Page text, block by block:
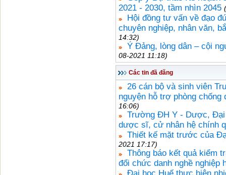
2021 - 2030, tầm nhìn 2045
Hội đồng tư vấn về đạo
chuyên nghiệp, nhân văn,
14:32)
Ý Đảng, lòng dân – cội
08-2021 11:18)
Các tin đã đăng
26 cán bộ và sinh viên
nguyện hỗ trợ phòng
16:06)
Trường ĐH Y - Dược, Đại
dược sĩ, cử nhân hệ chính
Thiết kế mặt trước của
2021 17:17)
Thông báo kết quả kiểm
đổi chức danh nghề nghiệp